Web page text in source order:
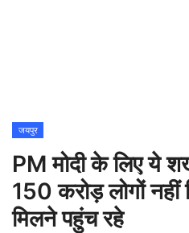
शिक्षा
Rajasthani Influencers
देश
जयपुर
PM मोदी के लिए ये
150 करोड़ लोगों नहीं
मिलने पहुंच रहे